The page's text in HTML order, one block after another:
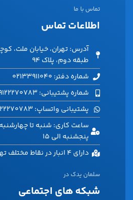
تماس با ما
اطلاعات تماس
آدرس: تهران، خیابان ملت،
طبقه دوم، پلاک ۹۴
شماره دفتر: 02133911040
شماره پشتیبانی: 09122270783
پشتیبانی واتساپ: 09122270783
پنجشنبه الی 15
دارای 4 انبار در نقاط مختلف تهران و کشور
سلمان یدک در
شبکه های اجتماعی